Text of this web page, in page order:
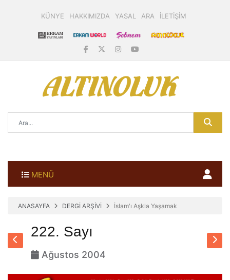
KÜNYE HAKKIMIZDA YASAL ARA İLETİŞİM
MENÜ
ANASAYFA DERGİ ARŞİVİ İslam'ı Aşkla Yaşamak
222. Sayı
Ağustos 2004